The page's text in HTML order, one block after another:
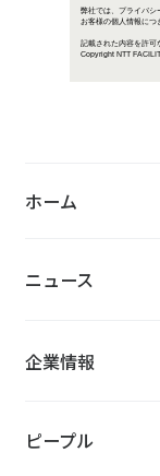
ホーム
ニュース
企業情報
ピープル